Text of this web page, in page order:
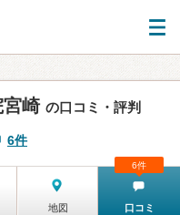
宮崎 の口コミ・評判
6件
地図 口コミ
6件